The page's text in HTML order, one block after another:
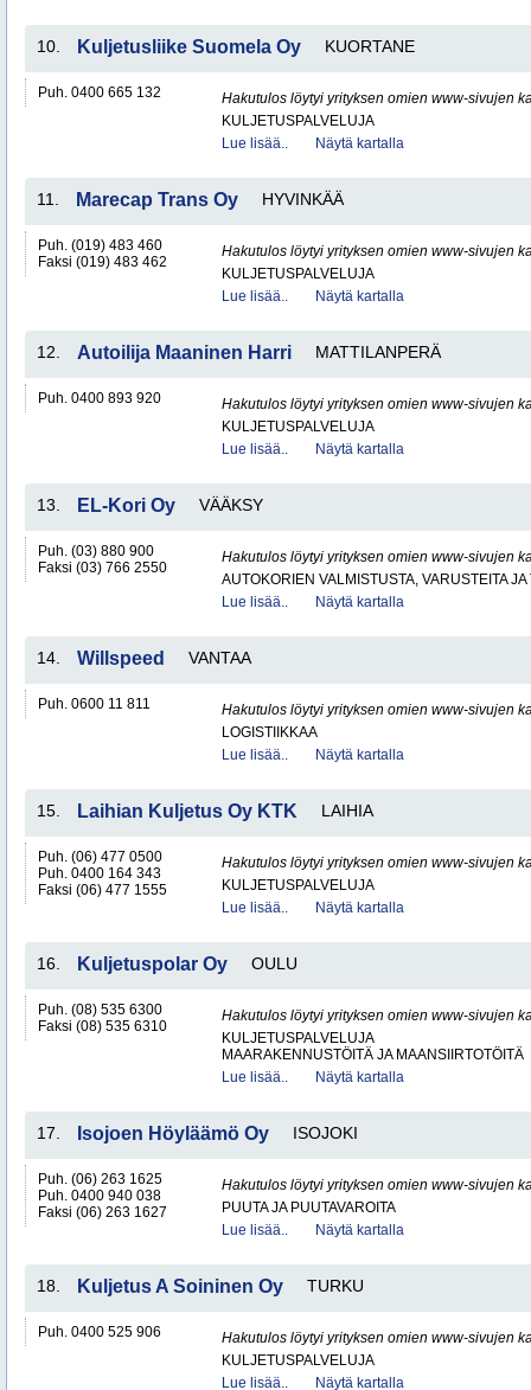
10. Kuljetusliike Suomela Oy KUORTANE
Puh. 0400 665 132
Hakutulos löytyi yrityksen omien www-sivujen
KULJETUSPALVELUJA
Lue lisää..
Näytä kartalla
11. Marecap Trans Oy HYVINKÄÄ
Puh. (019) 483 460
Faksi (019) 483 462
Hakutulos löytyi yrityksen omien www-sivujen
KULJETUSPALVELUJA
Lue lisää..
Näytä kartalla
12. Autoilija Maaninen Harri MATTILANPERÄ
Puh. 0400 893 920
Hakutulos löytyi yrityksen omien www-sivujen
KULJETUSPALVELUJA
Lue lisää..
Näytä kartalla
13. EL-Kori Oy VÄÄKSY
Puh. (03) 880 900
Faksi (03) 766 2550
Hakutulos löytyi yrityksen omien www-sivujen
AUTOKORIEN VALMISTUSTA, VARUSTEITA JA
Lue lisää..
Näytä kartalla
14. Willspeed VANTAA
Puh. 0600 11 811
Hakutulos löytyi yrityksen omien www-sivujen
LOGISTIIKKAA
Lue lisää..
Näytä kartalla
15. Laihian Kuljetus Oy KTK LAIHIA
Puh. (06) 477 0500
Puh. 0400 164 343
Faksi (06) 477 1555
Hakutulos löytyi yrityksen omien www-sivujen
KULJETUSPALVELUJA
Lue lisää..
Näytä kartalla
16. Kuljetuspolar Oy OULU
Puh. (08) 535 6300
Faksi (08) 535 6310
Hakutulos löytyi yrityksen omien www-sivujen
KULJETUSPALVELUJA
MAARAKENNUSTÖITÄ JA MAANSIIRTOTÖITÄ
Lue lisää..
Näytä kartalla
17. Isojoen Höyläämö Oy ISOJOKI
Puh. (06) 263 1625
Puh. 0400 940 038
Faksi (06) 263 1627
Hakutulos löytyi yrityksen omien www-sivujen
PUUTA JA PUUTAVAROITA
Lue lisää..
Näytä kartalla
18. Kuljetus A Soininen Oy TURKU
Puh. 0400 525 906
Hakutulos löytyi yrityksen omien www-sivujen
KULJETUSPALVELUJA
Lue lisää..
Näytä kartalla